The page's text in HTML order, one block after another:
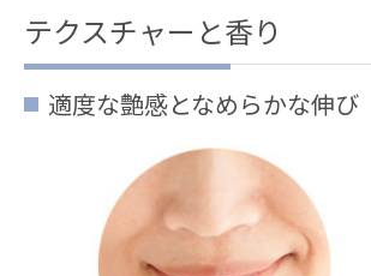
テクスチャーと香り
適度な艶感となめらかな伸び